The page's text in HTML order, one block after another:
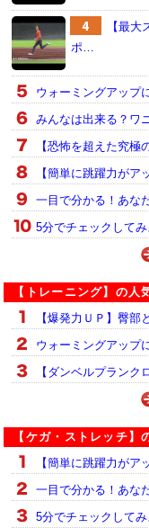
【最
ポ…
ウォーミングアップ
みんなは出来る？ワ
【恐怖を超えた究
【簡単に跳躍力が
一目で分かる！あな
5分でチェックして
【トレーニング】の人
【爆発力ＵＰ】臀
ウォーミングアップ
【ダンベルプラン
【ケガ・ストレッチ
【簡単に跳躍力が
一目で分かる！あな
5分でチェックして